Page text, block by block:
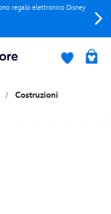
regalo elettronico Disney
Costruzioni